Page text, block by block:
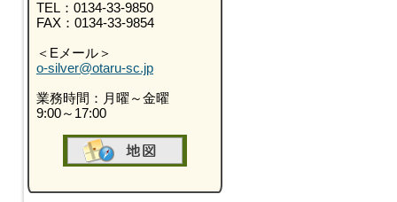
TEL：0134-33-9850
FAX：0134-33-9854
＜Eメール＞
o-silver@otaru-sc.jp
業務時間：月曜～金曜
9:00～17:00